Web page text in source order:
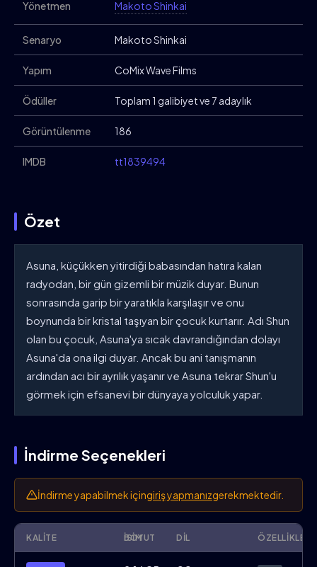
Yönetmen Makoto Shinkai
Senaryo Makoto Shinkai
Yapım CoMix Wave Films
Ödüller Toplam 1 galibiyet ve 7 adaylık
Görüntülenme 186
IMDB tt1839494
Özet
Asuna, küçükken yitirdiği babasından hatıra kalan
radyodan, bir gün gizemli bir müzik duyar. Bunun
sonrasında garip bir yaratıkla karşılaşır ve onu
boynunda bir kristal taşıyan bir çocuk kurtarır. Adı Shun
olan bu çocuk, Asuna'ya sıcak davrandığından dolayı
Asuna'da ona ilgi duyar. Ancak bu ani tanışmanın
ardından acı bir ayrılık yaşanır ve Asuna tekrar Shun'u
görmek için efsanevi bir dünyaya yolculuk yapar.
İndirme Seçenekleri
İndirme yapabilmek içingiriş yapmanızgerekmektedir.
KALITE İSIM
BOYUT DIL ÖZELLIKLER